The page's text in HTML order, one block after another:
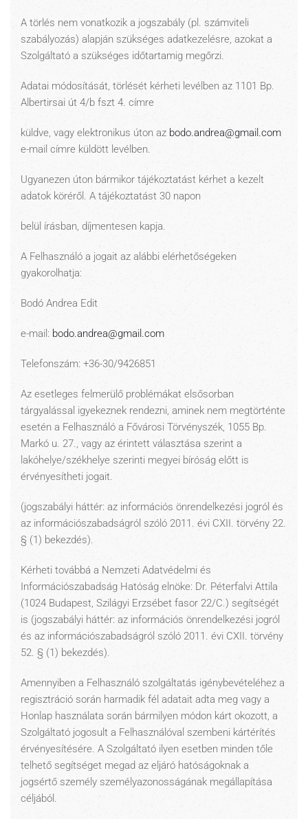
A törlés nem vonatkozik a jogszabály (pl. számviteli
szabályozás) alapján szükséges adatkezelésre, azokat a
Szolgáltató a szükséges időtartamig megőrzi.
Adatai módosítását, törlését kérheti levélben az 1101 Bp.
Albertirsai út 4/b fszt 4. címre
küldve, vagy elektronikus úton az bodo.andrea@gmail.com
e-mail címre küldött levélben.
Ugyanezen úton bármikor tájékoztatást kérhet a kezelt
adatok köréről. A tájékoztatást 30 napon
belül írásban, díjmentesen kapja.
A Felhasználó a jogait az alábbi elérhetőségeken
gyakorolhatja:
Bodó Andrea Edit
e-mail: bodo.andrea@gmail.com
Telefonszám: +36-30/9426851
Az esetleges felmerülő problémákat elsősorban
tárgyalással igyekeznek rendezni, aminek nem megtörténte
esetén a Felhasználó a Fővárosi Törvényszék, 1055 Bp.
Markó u. 27., vagy az érintett választása szerint a
lakóhelye/székhelye szerinti megyei bíróság előtt is
érvényesítheti jogait.
(jogszabályi háttér: az információs önrendelkezési jogról és
az információszabadságról szóló 2011. évi CXII. törvény 22.
§ (1) bekezdés).
Kérheti továbbá a Nemzeti Adatvédelmi és
Információszabadság Hatóság elnöke: Dr. Péterfalvi Attila
(1024 Budapest, Szilágyi Erzsébet fasor 22/C.) segítségét
is (jogszabályi háttér: az információs önrendelkezési jogról
és az információszabadságról szóló 2011. évi CXII. törvény
52. § (1) bekezdés).
Amennyiben a Felhasználó szolgáltatás igénybevételéhez a
regisztráció során harmadik fél adatait adta meg vagy a
Honlap használata során bármilyen módon kárt okozott, a
Szolgáltató jogosult a Felhasználóval szembeni kártérítés
érvényesítésére. A Szolgáltató ilyen esetben minden tőle
telhető segítséget megad az eljáró hatóságoknak a
jogsértő személy személyazonosságának megállapítása
céljából.